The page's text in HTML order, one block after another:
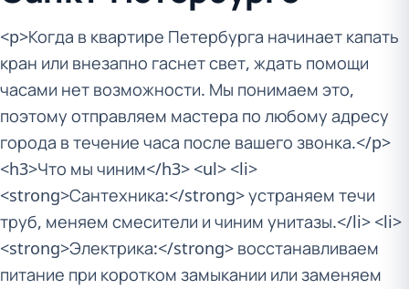
<p>Когда в квартире Петербурга начинает капать
кран или внезапно гаснет свет, ждать помощи
часами нет возможности. Мы понимаем это,
поэтому отправляем мастера по любому адресу
города в течение часа после вашего звонка.</p>
<h3>Что мы чиним</h3> <ul> <li>
<strong>Сантехника:</strong> устраняем течи
труб, меняем смесители и чиним унитазы.</li> <li>
<strong>Электрика:</strong> восстанавливаем
питание при коротком замыкании или заменяем